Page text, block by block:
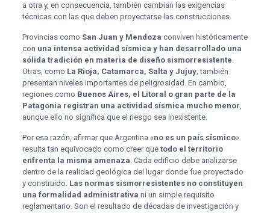
a otra y, en consecuencia, también cambian las exigencias
técnicas con las que deben proyectarse las construcciones.
Provincias como San Juan y Mendoza conviven históricamente
con una intensa actividad sísmica y han desarrollado una
sólida tradición en materia de diseño sismorresistente.
Otras, como La Rioja, Catamarca, Salta y Jujuy, también
presentan niveles importantes de peligrosidad. En cambio,
regiones como Buenos Aires, el Litoral o gran parte de la
Patagonia registran una actividad sísmica mucho menor,
aunque ello no significa que el riesgo sea inexistente.
Por esa razón, afirmar que Argentina «no es un país sísmico»
resulta tan equivocado como creer que todo el territorio
enfrenta la misma amenaza. Cada edificio debe analizarse
dentro de la realidad geológica del lugar donde fue proyectado
y construido.Las normas sismorresistentes no constituyen
una formalidad administrativa ni un simple requisito
reglamentario. Son el resultado de décadas de investigación y